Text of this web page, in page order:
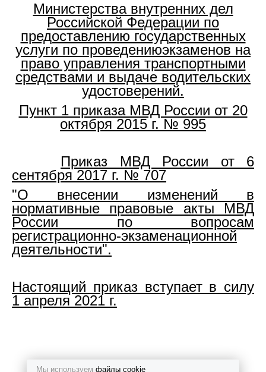
Мы используем файлы cookie
Министерства внутренних дел
Российской Федерации по
предоставлению государственных
услуги по проведениюэкзаменов на
право управления транспортными
средствами и выдаче водительских
удостоверений.
Пункт 1 приказа МВД России от 20
октября 2015 г. № 995
Приказ МВД России от 6
сентября 2017 г. № 707
"О внесении изменений в
нормативные правовые акты МВД
России по вопросам
регистрационно-экзаменационной
деятельности".
Настоящий приказ вступает в силу
1 апреля 2021 г.